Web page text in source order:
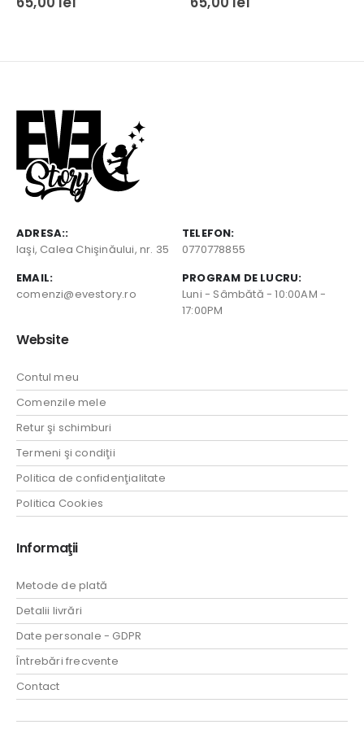
ADRESA::
Iaşi, Calea Chişinăului, nr. 35
TELEFON:
0770778855
EMAIL:
comenzi@evestory.ro
PROGRAM DE LUCRU:
Luni - Sâmbătă - 10:00AM -
17:00PM
Website
Contul meu
Comenzile mele
Retur şi schimburi
Termeni şi condiţii
Politica de confidenţialitate
Politica Cookies
Informaţii
Metode de plată
Detalii livrări
Date personale - GDPR
Întrebări frecvente
Contact